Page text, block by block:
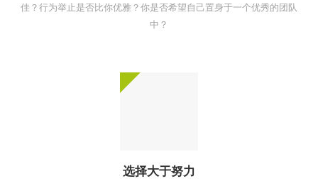
佳？行为举止是否比你优雅？你是否希望自己置身于一个优秀的团队
中？
选择大于努力